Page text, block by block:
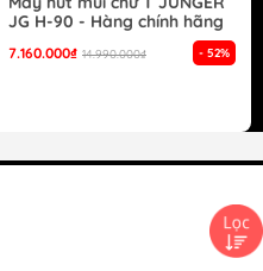
- 52%
JG H-90 - Hàng chính hãng
7.160.000₫ 14.990.000₫